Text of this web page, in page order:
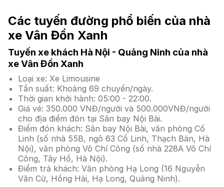
Các tuyến đường phổ biến của nhà
xe Vân Đồn Xanh
Tuyến xe khách Hà Nội - Quảng Ninh của nhà
xe Vân Đồn Xanh
Loại xe: Xe Limousine
Tần suất: Khoảng 69 chuyến/ngày.
Thời gian khởi hành: 05:00 - 22:00.
Giá vé: 350.000 VNĐ/người và 500.000VNĐ/người
cho địa điểm đón tại Sân bay Nội Bài.
Điểm đón khách: Sân bay Nội Bài, văn phòng Cố
Linh (số nhà 55B, ngõ 63 Cổ Linh, Thạch Bàn, Hà
Nội), văn phòng Võ Chí Công (số nhà 228A Võ Chí
Công, Tây Hồ, Hà Nội).
Điểm trả khách: Văn phòng Hạ Long (16 Nguyễn
Văn Cừ, Hồng Hải, Hạ Long, Quảng Ninh).